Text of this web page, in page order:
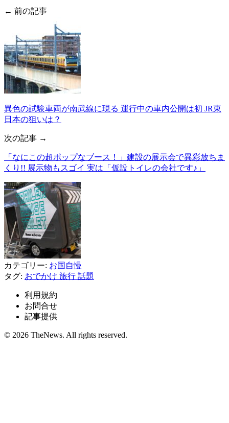
← 前の記事
異色の試験車両が南武線に現る 運行中の車内公開は初 JR東
日本の狙いは？
次の記事 →
「なにこの超ポップなブース！」建設の展示会で異彩放ちま
くり!! 展示物もスゴイ 実は「仮設トイレの会社です♪」
カテゴリー: お国自慢
タグ: おでかけ 旅行 話題
利用規約
お問合せ
記事提供
© 2026 TheNews. All rights reserved.